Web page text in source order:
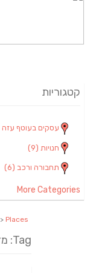
קטגוריות
עסקים בעוטף עזה
חנויות (9)
תחבורה ורכב (6)
More Categories
> Places
Tag: מזרונים בבאר שבע